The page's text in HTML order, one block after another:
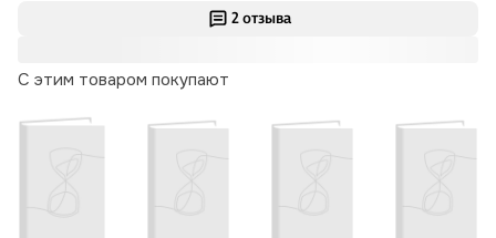
2 отзыва
С этим товаром покупают